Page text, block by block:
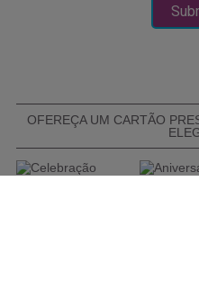
OFEREÇA UM CARTÃO